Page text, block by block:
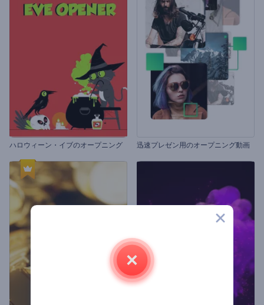
ハロウィーン・イブのオープニング 迅速プレゼン用のオープニング動画